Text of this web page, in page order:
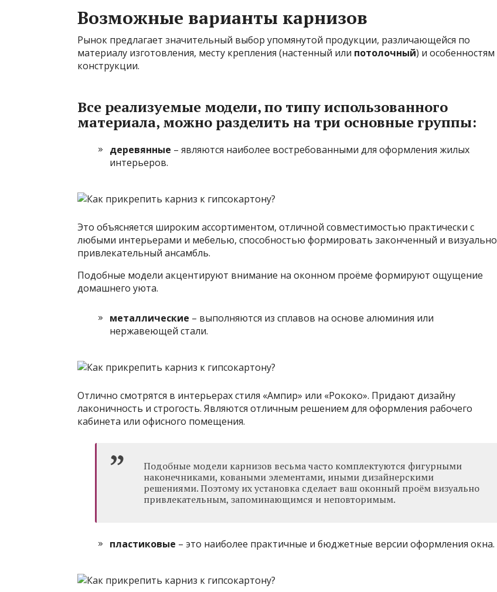
Возможные варианты карнизов
Рынок предлагает значительный выбор упомянутой продукции, различающейся по
материалу изготовления, месту крепления (настенный или потолочный) и особенностям
конструкции.
Все реализуемые модели, по типу использованного
материала, можно разделить на три основные группы:
деревянные – являются наиболее востребованными для оформления жилых
интерьеров.
Это объясняется широким ассортиментом, отличной совместимостью практически с
любыми интерьерами и мебелью, способностью формировать законченный и визуально
привлекательный ансамбль.
Подобные модели акцентируют внимание на оконном проёме формируют ощущение
домашнего уюта.
металлические – выполняются из сплавов на основе алюминия или
нержавеющей стали.
Отлично смотрятся в интерьерах стиля «Ампир» или «Рококо». Придают дизайну
лаконичность и строгость. Являются отличным решением для оформления рабочего
кабинета или офисного помещения.
Подобные модели карнизов весьма часто комплектуются фигурными
наконечниками, коваными элементами, иными дизайнерскими
решениями. Поэтому их установка сделает ваш оконный проём визуально
привлекательным, запоминающимся и неповторимым.
пластиковые – это наиболее практичные и бюджетные версии оформления окна.